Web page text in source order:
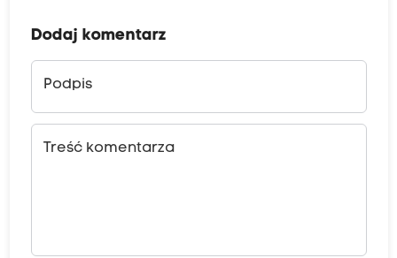
Dodaj komentarz
Podpis
Treść komentarza